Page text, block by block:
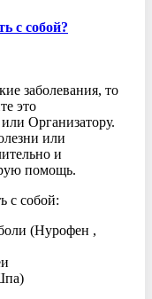
с собой?
заболевания, то
это
Организатору.
или
и
помощь.
с собой:
(Нурофен ,